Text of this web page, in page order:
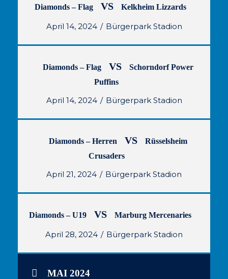
Diamonds – Flag VS Kelkheim Lizzards
April 14, 2024 Bürgerpark Stadion
Diamonds – Flag VS
Schorndorf Power
Puffins
April 14, 2024 Bürgerpark Stadion
Diamonds – Herren VS
Rüsselsheim
Crusaders
April 21, 2024 Bürgerpark Stadion
Diamonds – U19 VS Marburg Mercenaries
April 28, 2024 Bürgerpark Stadion
MAI 2024